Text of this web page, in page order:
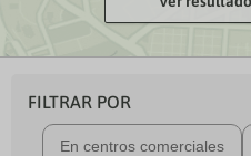
FILTRAR POR
En centros comerciales